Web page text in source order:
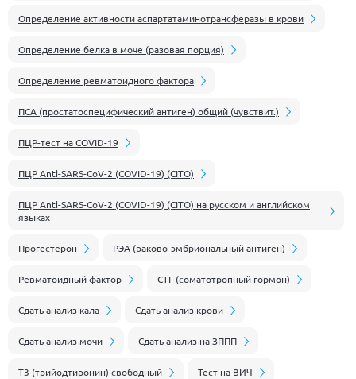
Определение активности аспартатаминотрансферазы в крови
Определение белка в моче (разовая порция)
Определение ревматоидного фактора
ПСА (простатоспецифический антиген) общий (чувствит.)
ПЦР-тест на COVID-19
ПЦР Anti-SARS-CoV-2 (COVID-19) (CITO)
ПЦР Anti-SARS-CoV-2 (COVID-19) (CITO) на русском и английском
языках
Прогестерон РЭА (раково-эмбриональный антиген)
Ревматоидный фактор СТГ (соматотропный гормон)
Сдать анализ кала Сдать анализ крови
Сдать анализ мочи Сдать анализ на ЗППП
Т3 (трийодтиронин) свободный Тест на ВИЧ